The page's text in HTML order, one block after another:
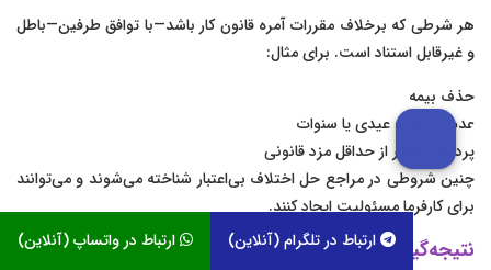
هر شرطی که برخلاف مقررات آمره قانون کار باشد—با توافق طرفین—باطل
و غیرقابل استناد است. برای مثال:
حذف بیمه
عدم پرداخت عیدی یا سنوات
پرداخت کمتر از حداقل مزد قانونی
چنین شروطی در مراجع حل اختلاف بی‌اعتبار شناخته می‌شوند و می‌توانند
برای کارفرما مسئولیت ایجاد کنند.
نتیجه‌گیری ارتباط در واتساپ (آنلاین) ارتباط در تلگرام (آنلاین)